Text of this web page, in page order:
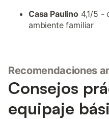
Casa Paulino4,1/5 -
ambiente familiar
Recomendaciones
Consejos
equipaje